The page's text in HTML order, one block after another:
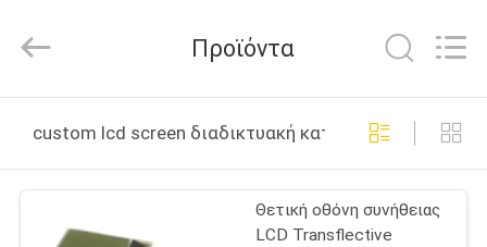
ΠΡΟΪΌΝΤΑ
Technology.
Προϊόντα
custom lcd screen διαδικτυακή κατασκευή
Θετική οθόνη συνήθειας
LCD Transflective